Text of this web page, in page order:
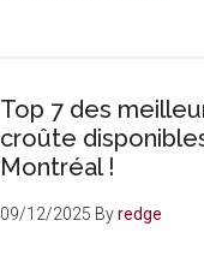
Top 7 des
croûte
Montréal !
09/12/2025 Byredge